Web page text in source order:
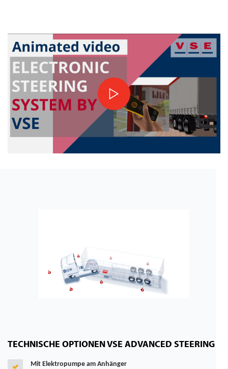
TECHNISCHE OPTIONEN VSE ADVANCED STEERING
Mit Elektropumpe am Anhänger